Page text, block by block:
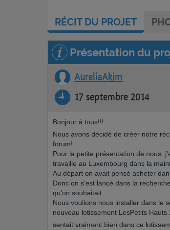
RÉCITDU PROJET
Présentation du
AureliaAkim
17 septembre 2014
Bonjour à tous!!!
Nous avons décidé de créer notre
forum!
Pour la petite présentation de nous:
travaille au Luxembourg dans la
Au départ on avait pensé acheter
Donc on s'est lancé dans la
qu'on souhaitait.
Nous voulions nous installer dans le
nouveau lotissement LesPetits
sentait vraiment bien dans ce